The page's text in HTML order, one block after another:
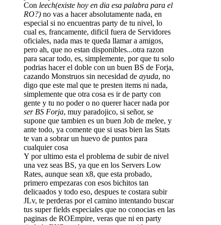
Con leech(existe hoy en dia esa palabra para el
RO?) no vas a hacer absolutamente nada, en
especial si no encuentras party de tu nivel, lo
cual es, francamente, dificil fuera de Servidores
oficiales, nada mas te queda llamar a amigos,
pero ah, que no estan disponibles...otra razon
para sacar todo, es, simplemente, por que tu solo
podrias hacer el doble con un buen BS de Forja,
cazando Monstruos sin necesidad de ayuda, no
digo que este mal que te presten items ni nada,
simplemente que otra cosa es ir de party con
gente y tu no poder o no querer hacer nada por
ser BS Forja, muy paradojico, si señor, se
supone que tambien es un buen Job de melee, y
ante todo, ya comente que si usas bien las Stats
te van a sobrar un huevo de puntos para
cualquier cosa
Y por ultimo esta el problema de subir de nivel
una vez seas BS, ya que en los Servers Low
Rates, aunque sean x8, que esta probado,
primero empezaras con esos bichitos tan
delicaados y todo eso, despues te costara subir
JLv, te perderas por el camino intentando buscar
tus super fields especiales que no conocias en las
paginas de ROEmpire, veras que ni en party